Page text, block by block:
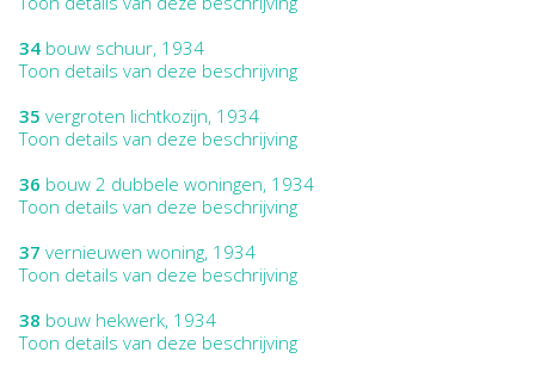
34 bouw schuur, 1934
Toon details van deze beschrijving
35 vergroten lichtkozijn, 1934
Toon details van deze beschrijving
36 bouw 2 dubbele woningen, 1934
Toon details van deze beschrijving
37 vernieuwen woning, 1934
Toon details van deze beschrijving
38 bouw hekwerk, 1934
Toon details van deze beschrijving